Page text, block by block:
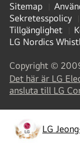
Sitemap
Sekretesspolicy
Tillgänglighet
LG Nordics
Copyright ©
Det här är LG
ansluta till LG
LG
opens